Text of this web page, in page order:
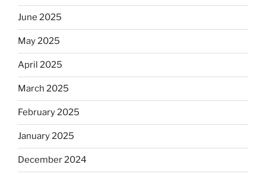
June 2025
May 2025
April 2025
March 2025
February 2025
January 2025
December 2024